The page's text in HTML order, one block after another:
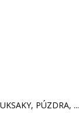
PÚZDRA, ...